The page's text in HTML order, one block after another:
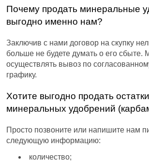
Почему продать минеральные
выгодно именно нам?
Заключив с нами договор на скупку
больше не будете думать о его сбыте.
осуществлять вывоз по
графику.
Хотите выгодно продать остатки
минеральных удобрений
Просто позвоните или напишите нам
следующую информацию:
количество;